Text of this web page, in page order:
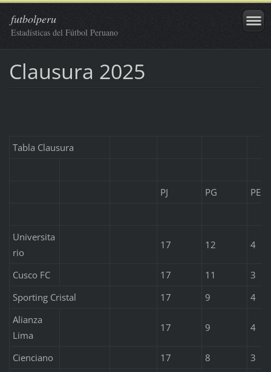
futbolperu
Estadísticas del Fútbol Peruano
Clausura 2025
Tabla Clausura
PJ PG PE
Universita
rio
17 12 4
Cusco FC 17 11
3
Sporting Cristal
17 9
4
Alianza
Lima
17 9 4
Cienciano 17 8
3